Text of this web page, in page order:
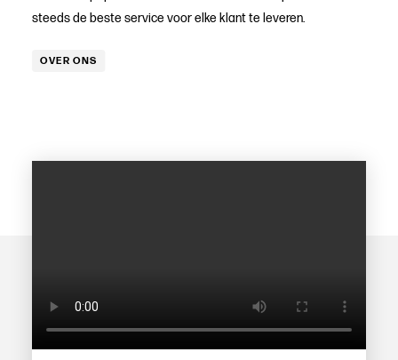
steeds de beste service voor elke klant te leveren.
OVER ONS